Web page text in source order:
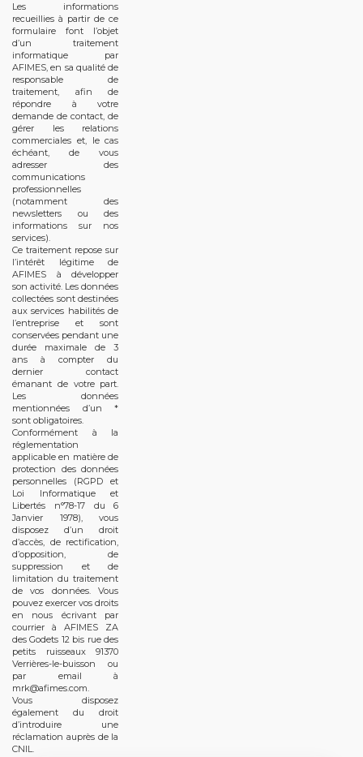
Les informations
recueillies à partir de ce
formulaire font l’objet
d’un traitement
informatique par
AFIMES, en sa qualité de
responsable de
traitement, afin de
répondre à votre
demande de contact, de
gérer les relations
commerciales et, le cas
échéant, de vous
adresser des
communications
professionnelles
(notamment des
newsletters ou des
informations sur nos
services).
Ce traitement repose sur
l’intérêt légitime de
AFIMES à développer
son activité. Les données
collectées sont destinées
aux services habilités de
l’entreprise et sont
conservées pendant une
durée maximale de 3
ans à compter du
dernier contact
émanant de votre part.
Les données
mentionnées d’un *
sont obligatoires.
Conformément à la
réglementation
applicable en matière de
protection des données
personnelles (RGPD et
Loi Informatique et
Libertés n°78-17 du 6
Janvier 1978), vous
disposez d’un droit
d’accès, de rectification,
d’opposition, de
suppression et de
limitation du traitement
de vos données. Vous
pouvez exercer vos droits
en nous écrivant par
courrier à AFIMES ZA
des Godets 12 bis rue des
petits ruisseaux 91370
Verrières-le-buisson ou
par email à
mrk@afimes.com.
Vous disposez
également du droit
d’introduire une
réclamation auprès de la
CNIL.